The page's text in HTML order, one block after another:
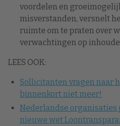
voordelen en
misverstanden, versnelt
ruimte om te praten over
verwachtingen op
LEES OOK:
Sollicitanten vragen naar
binnenkort niet meer!
Nederlandse organisaties
nieuwe wet